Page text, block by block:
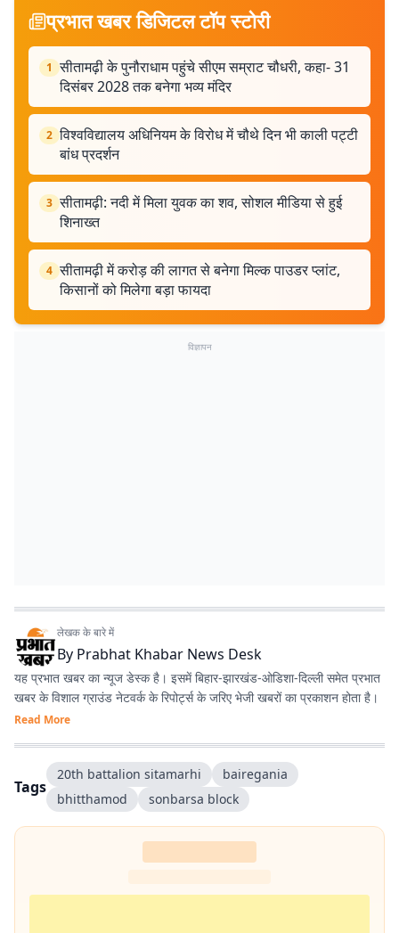
प्रभात खबर डिजिटल टॉप स्टोरी
1 सीतामढ़ी के पुनौराधाम पहुंचे सीएम सम्राट चौधरी, कहा- 31
दिसंबर 2028 तक बनेगा भव्य मंदिर
2 विश्वविद्यालय अधिनियम के विरोध में चौथे दिन भी काली पट्टी
बांध प्रदर्शन
3 सीतामढ़ी: नदी में मिला युवक का शव, सोशल मीडिया से हुई
शिनाख्त
4 सीतामढ़ी में करोड़ की लागत से बनेगा मिल्क पाउडर प्लांट,
किसानों को मिलेगा बड़ा फायदा
विज्ञापन
लेखक के बारे में
By Prabhat Khabar News Desk
यह प्रभात खबर का न्यूज डेस्क है। इसमें बिहार-झारखंड-ओडिशा-दिल्‍ली समेत प्रभात
खबर के विशाल ग्राउंड नेटवर्क के रिपोर्ट्स के जरिए भेजी खबरों का प्रकाशन होता है।
Read More
Tags
20th battalion sitamarhi
bairegania
bhitthamod
sonbarsa block